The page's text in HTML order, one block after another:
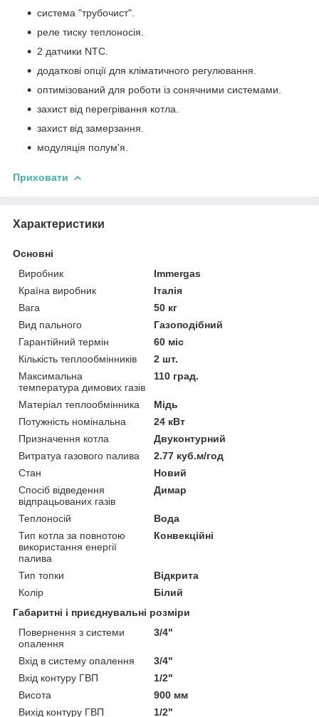
система "трубочист".
реле тиску теплоносія.
2 датчики NTC.
додаткові опції для кліматичного регулювання.
оптимізований для роботи із сонячними системами.
захист від перегрівання котла.
захист від замерзання.
модуляція полум'я.
Приховати
Характеристики
Основні
Виробник
Immergas
Країна виробник
Італія
Вага
50 кг
Вид пального
Газоподібний
Гарантійний термін
60 міс
Кількість теплообмінників
2 шт.
Максимальна
температура димових газів
110 град.
Матеріал теплообмінника
Мідь
Потужність номінальна
24 кВт
Призначення котла
Двуконтурний
Витратуа газового палива
2.77 куб.м/год
Стан
Новий
Спосіб відведення
відпрацьованих газів
Димар
Теплоносій
Вода
Тип котла за повнотою
використання енергії
палива
Конвекційні
Тип топки
Відкрита
Колір
Білий
Габаритні і приєднувальні розміри
Повернення з системи
опалення
3/4"
Вхід в систему опалення
3/4"
Вхід контуру ГВП
1/2"
Висота
900 мм
Вихід контуру ГВП
1/2"